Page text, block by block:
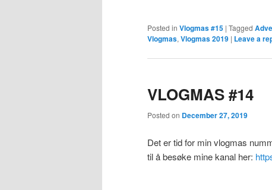
Posted in Vlogmas #15 | Tagged
Vlogmas, Vlogmas 2019 | Leave a
VLOGMAS #14
Posted on December 27, 2019
Det er tid for min vlogmas
til å besøke mine kanal her: